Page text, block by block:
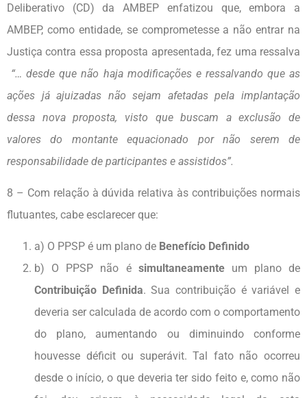
Deliberativo (CD) da AMBEP enfatizou que, embora a
AMBEP, como entidade, se comprometesse a não entrar na
Justiça contra essa proposta apresentada, fez uma ressalva
“… desde que não haja modificações e ressalvando que as
ações já ajuizadas não sejam afetadas pela implantação
dessa nova proposta, visto que buscam a exclusão de
valores do montante equacionado por não serem de
responsabilidade de participantes e assistidos”.
8 – Com relação à dúvida relativa às contribuições normais
flutuantes, cabe esclarecer que:
a) O PPSP é um plano de Benefício Definido
b) O PPSP não é simultaneamenteum plano de
Contribuição Definida. Sua contribuição é variável e
deveria ser calculada de acordo com o comportamento
do plano, aumentando ou diminuindo conforme
houvesse déficit ou superávit. Tal fato não ocorreu
desde o início, o que deveria ter sido feito e, como não